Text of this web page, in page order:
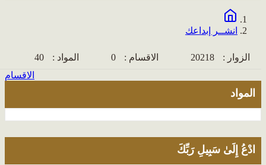
انشــر إبداعك
الزوار : 20218 الاقسام : المواد :
40
الاقسام
المواد
ادْعُ إِلَىٰ سَبِيلِ رَبِّكَ